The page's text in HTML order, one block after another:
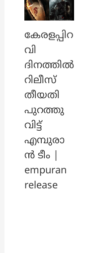
കേരളപ്പിറ
വി
ദിനത്തിൽ
റിലീസ്
തീയതി
പുറത്തു
വിട്ട്
എമ്പുരാ
ൻ ടീം |
empuran
release